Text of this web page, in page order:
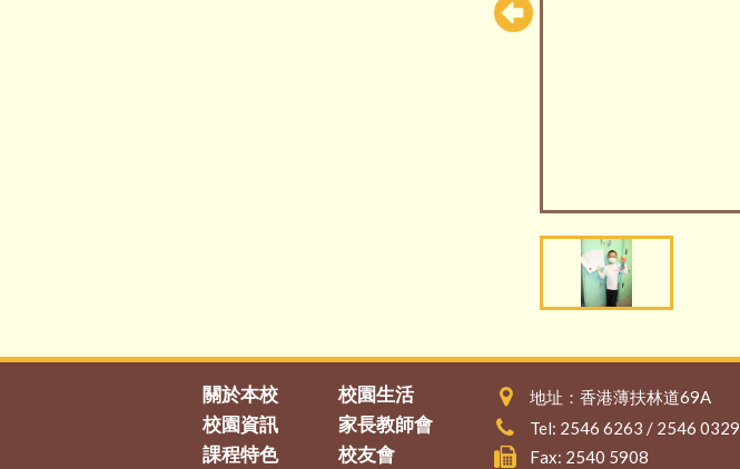
關於本校
校園資訊
課程特色
校園生活
家長教師會
校友會
地址：香港薄扶林道69A
Tel: 2546 6263 / 2546 0329
Fax: 2540 5908